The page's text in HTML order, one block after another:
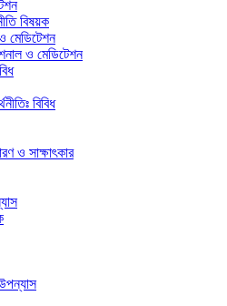
বিষয়ক
মেডিটেশন
ও মেডিটেশন
বিবিধ
ও সাক্ষাৎকার